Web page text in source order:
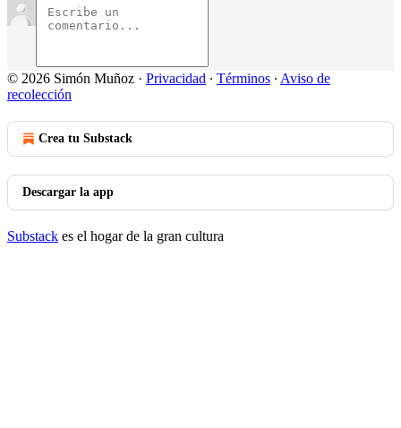
© 2026 Simón Muñoz · Privacidad ∙ Términos ∙ Aviso de
recolección
Crea tu Substack
Descargar la app
Substack es el hogar de la gran cultura